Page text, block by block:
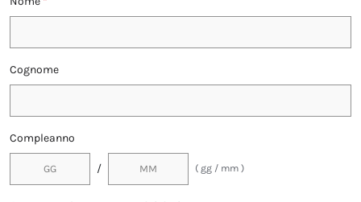
Cognome
Compleanno
/ ( gg / mm )